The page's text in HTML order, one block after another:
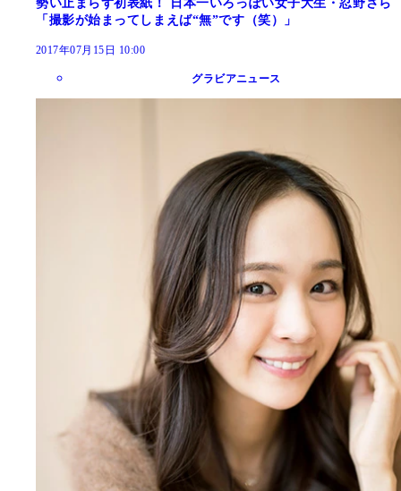
勢い止まらず初表紙！ 日本一いろっぽい女子大生・忍野さら
「撮影が始まってしまえば“無”です（笑）」
2017年07月15日 10:00
グラビアニュース